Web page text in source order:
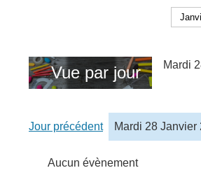
Vue par jour Mardi
Jour précédent Mardi 28 Janvier
Aucun évènement